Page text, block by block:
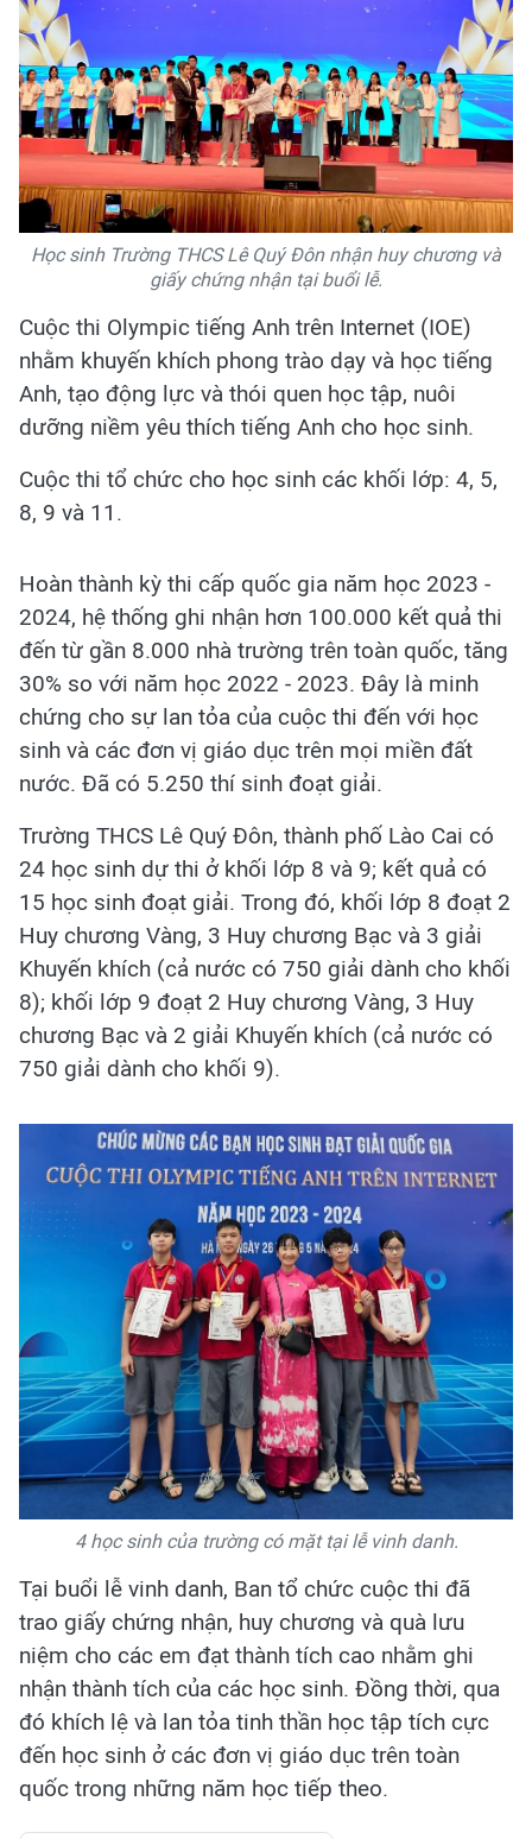
Học sinh Trường THCS Lê Quý Đôn nhận huy chương và
giấy chứng nhận tại buổi lễ.
Cuộc thi Olympic tiếng Anh trên Internet (IOE)
nhằm khuyến khích phong trào dạy và học tiếng
Anh, tạo động lực và thói quen học tập, nuôi
dưỡng niềm yêu thích tiếng Anh cho học sinh.
Cuộc thi tổ chức cho học sinh các khối lớp: 4, 5,
8, 9 và 11.
Hoàn thành kỳ thi cấp quốc gia năm học 2023 -
2024, hệ thống ghi nhận hơn 100.000 kết quả thi
đến từ gần 8.000 nhà trường trên toàn quốc, tăng
30% so với năm học 2022 - 2023. Đây là minh
chứng cho sự lan tỏa của cuộc thi đến với học
sinh và các đơn vị giáo dục trên mọi miền đất
nước. Đã có 5.250 thí sinh đoạt giải.
Trường THCS Lê Quý Đôn, thành phố Lào Cai có
24 học sinh dự thi ở khối lớp 8 và 9; kết quả có
15 học sinh đoạt giải. Trong đó, khối lớp 8 đoạt 2
Huy chương Vàng, 3 Huy chương Bạc và 3 giải
Khuyến khích (cả nước có 750 giải dành cho khối
8); khối lớp 9 đoạt 2 Huy chương Vàng, 3 Huy
chương Bạc và 2 giải Khuyến khích (cả nước có
750 giải dành cho khối 9).
4 học sinh của trường có mặt tại lễ vinh danh.
Tại buổi lễ vinh danh, Ban tổ chức cuộc thi đã
trao giấy chứng nhận, huy chương và quà lưu
niệm cho các em đạt thành tích cao nhằm ghi
nhận thành tích của các học sinh. Đồng thời, qua
đó khích lệ và lan tỏa tinh thần học tập tích cực
đến học sinh ở các đơn vị giáo dục trên toàn
quốc trong những năm học tiếp theo.